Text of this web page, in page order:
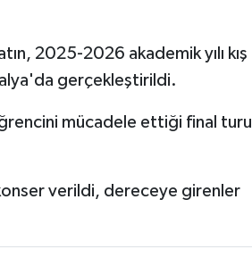
2025-2026 akademik yılı kış
gerçekleştirildi.
mücadele ettiği final turu
verildi, dereceye girenler